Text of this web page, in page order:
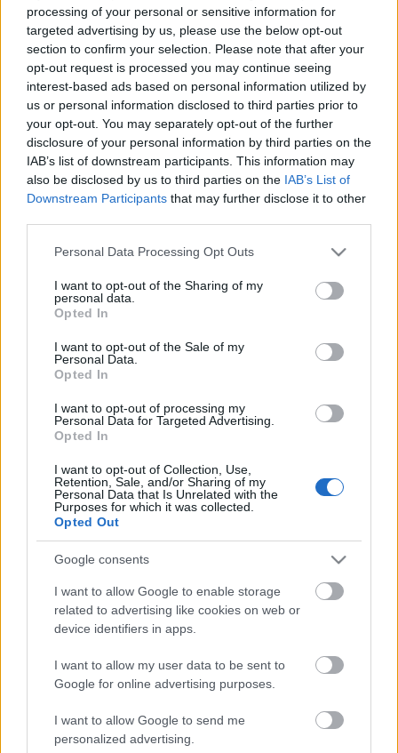
processing of your personal or sensitive information for
targeted advertising by us, please use the below opt-out
section to confirm your selection. Please note that after your
opt-out request is processed you may continue seeing
interest-based ads based on personal information utilized by
us or personal information disclosed to third parties prior to
your opt-out. You may separately opt-out of the further
disclosure of your personal information by third parties on the
IAB’s list of downstream participants. This information may
also be disclosed by us to third parties on the IAB’s List of
Downstream Participants that may further disclose it to other
Please note that this website/app uses one or more Google
not limited to your visit or usage behaviour. You may click to
grant or deny consent to Google and its third-party tags to
use your data for below specified purposes in below Google
consent section.
Personal Data Processing Opt Outs
I want to opt-out of the Sharing of my
personal data.
Opted In
I want to opt-out of the Sale of my
Personal Data.
Opted In
I want to opt-out of processing my
Personal Data for Targeted Advertising.
Opted In
I want to opt-out of Collection, Use,
Retention, Sale, and/or Sharing of my
Personal Data that Is Unrelated with the
Purposes for which it was collected.
Opted Out
Google consents
I want to allow Google to enable storage
related to advertising like cookies on web or
device identifiers in apps.
I want to allow my user data to be sent to
Google for online advertising purposes.
I want to allow Google to send me
personalized advertising.
Ilyen egy tökéletes New York-i after.
Anthony Naples + DJ Python: Air
Texture VIII (lemezkritika)
2022. június 25.
A New York-i színtér két legizgalmasabb
lemezlovasa válogat zenéket napkeltéhez. Ez a
jelent meg.
Elektronikus zenék - a komfortzónán